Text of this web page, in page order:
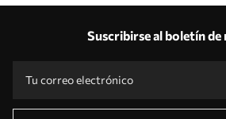
Suscribirse al boletín de